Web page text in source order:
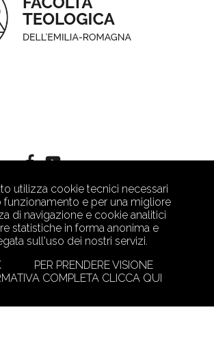
utilizza cookie tecnici necessari
funzionamento e per una migliore
di navigazione e cookie analitici
statistiche in forma anonima e
sull'uso dei nostri servizi.
PER PRENDERE VISIONE
COMPLETA CLICCA QUI